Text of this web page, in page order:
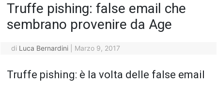
Truffe pishing: false email che
sembrano provenire da Age
di Luca Bernardini Marzo 9, 2017
Truffe pishing: è la volta delle false email